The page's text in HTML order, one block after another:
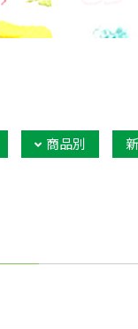
羊毛の手芸
その他
商品別